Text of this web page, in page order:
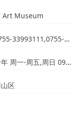
Art Museum
33993111,0755-33993222
周一-周五,周日 09:00-17:00
区